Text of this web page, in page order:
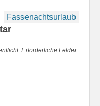
Fassenachtsurlaub
Erforderliche Felder